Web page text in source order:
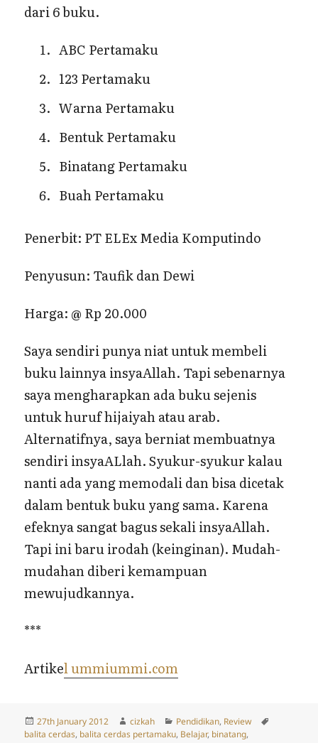
dari 6 buku.
ABC Pertamaku
123 Pertamaku
Warna Pertamaku
Bentuk Pertamaku
Binatang Pertamaku
Buah Pertamaku
Penerbit: PT ELEx Media Komputindo
Penyusun: Taufik dan Dewi
Harga: @ Rp 20.000
Saya sendiri punya niat untuk membeli
buku lainnya insyaAllah. Tapi sebenarnya
saya mengharapkan ada buku sejenis
untuk huruf hijaiyah atau arab.
Alternatifnya, saya berniat membuatnya
sendiri insyaALlah. Syukur-syukur kalau
nanti ada yang memodali dan bisa dicetak
dalam bentuk buku yang sama. Karena
efeknya sangat bagus sekali insyaAllah.
Tapi ini baru irodah (keinginan). Mudah-
mudahan diberi kemampuan
mewujudkannya.
***
Artikel ummiummi.com
Posted
on
27th January 2012 Author
cizkah Categories
Pendidikan, Review
balita cerdas, balita cerdas pertamaku, Belajar, binatang,